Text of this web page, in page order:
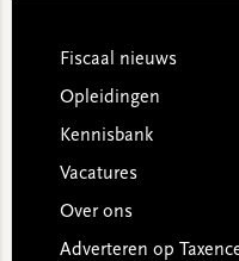
Footer
Fiscaal nieuws
Opleidingen
Kennisbank
Vacatures
Over ons
Adverteren op